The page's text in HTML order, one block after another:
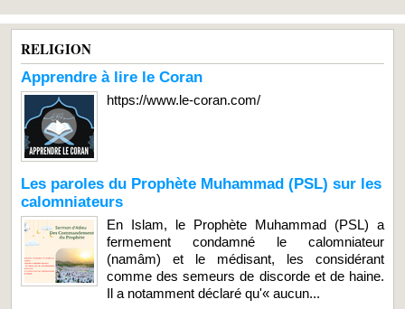
RELIGION
Apprendre à lire le Coran
https://www.le-coran.com/
Les paroles du Prophète Muhammad (PSL) sur les
calomniateurs
En Islam, le Prophète Muhammad (PSL) a
fermement condamné le calomniateur
(namâm) et le médisant, les considérant
comme des semeurs de discorde et de haine.
Il a notamment déclaré qu'« aucun...